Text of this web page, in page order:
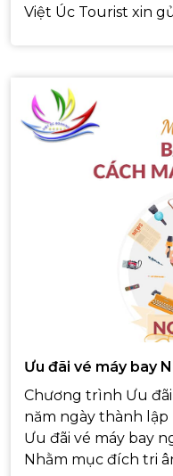
Việt Úc Tourist xin
Ưu đãi vé máy bay
Chương trình Ưu
năm ngày thành lập
Ưu đãi vé máy bay
Nhằm mục đích tri